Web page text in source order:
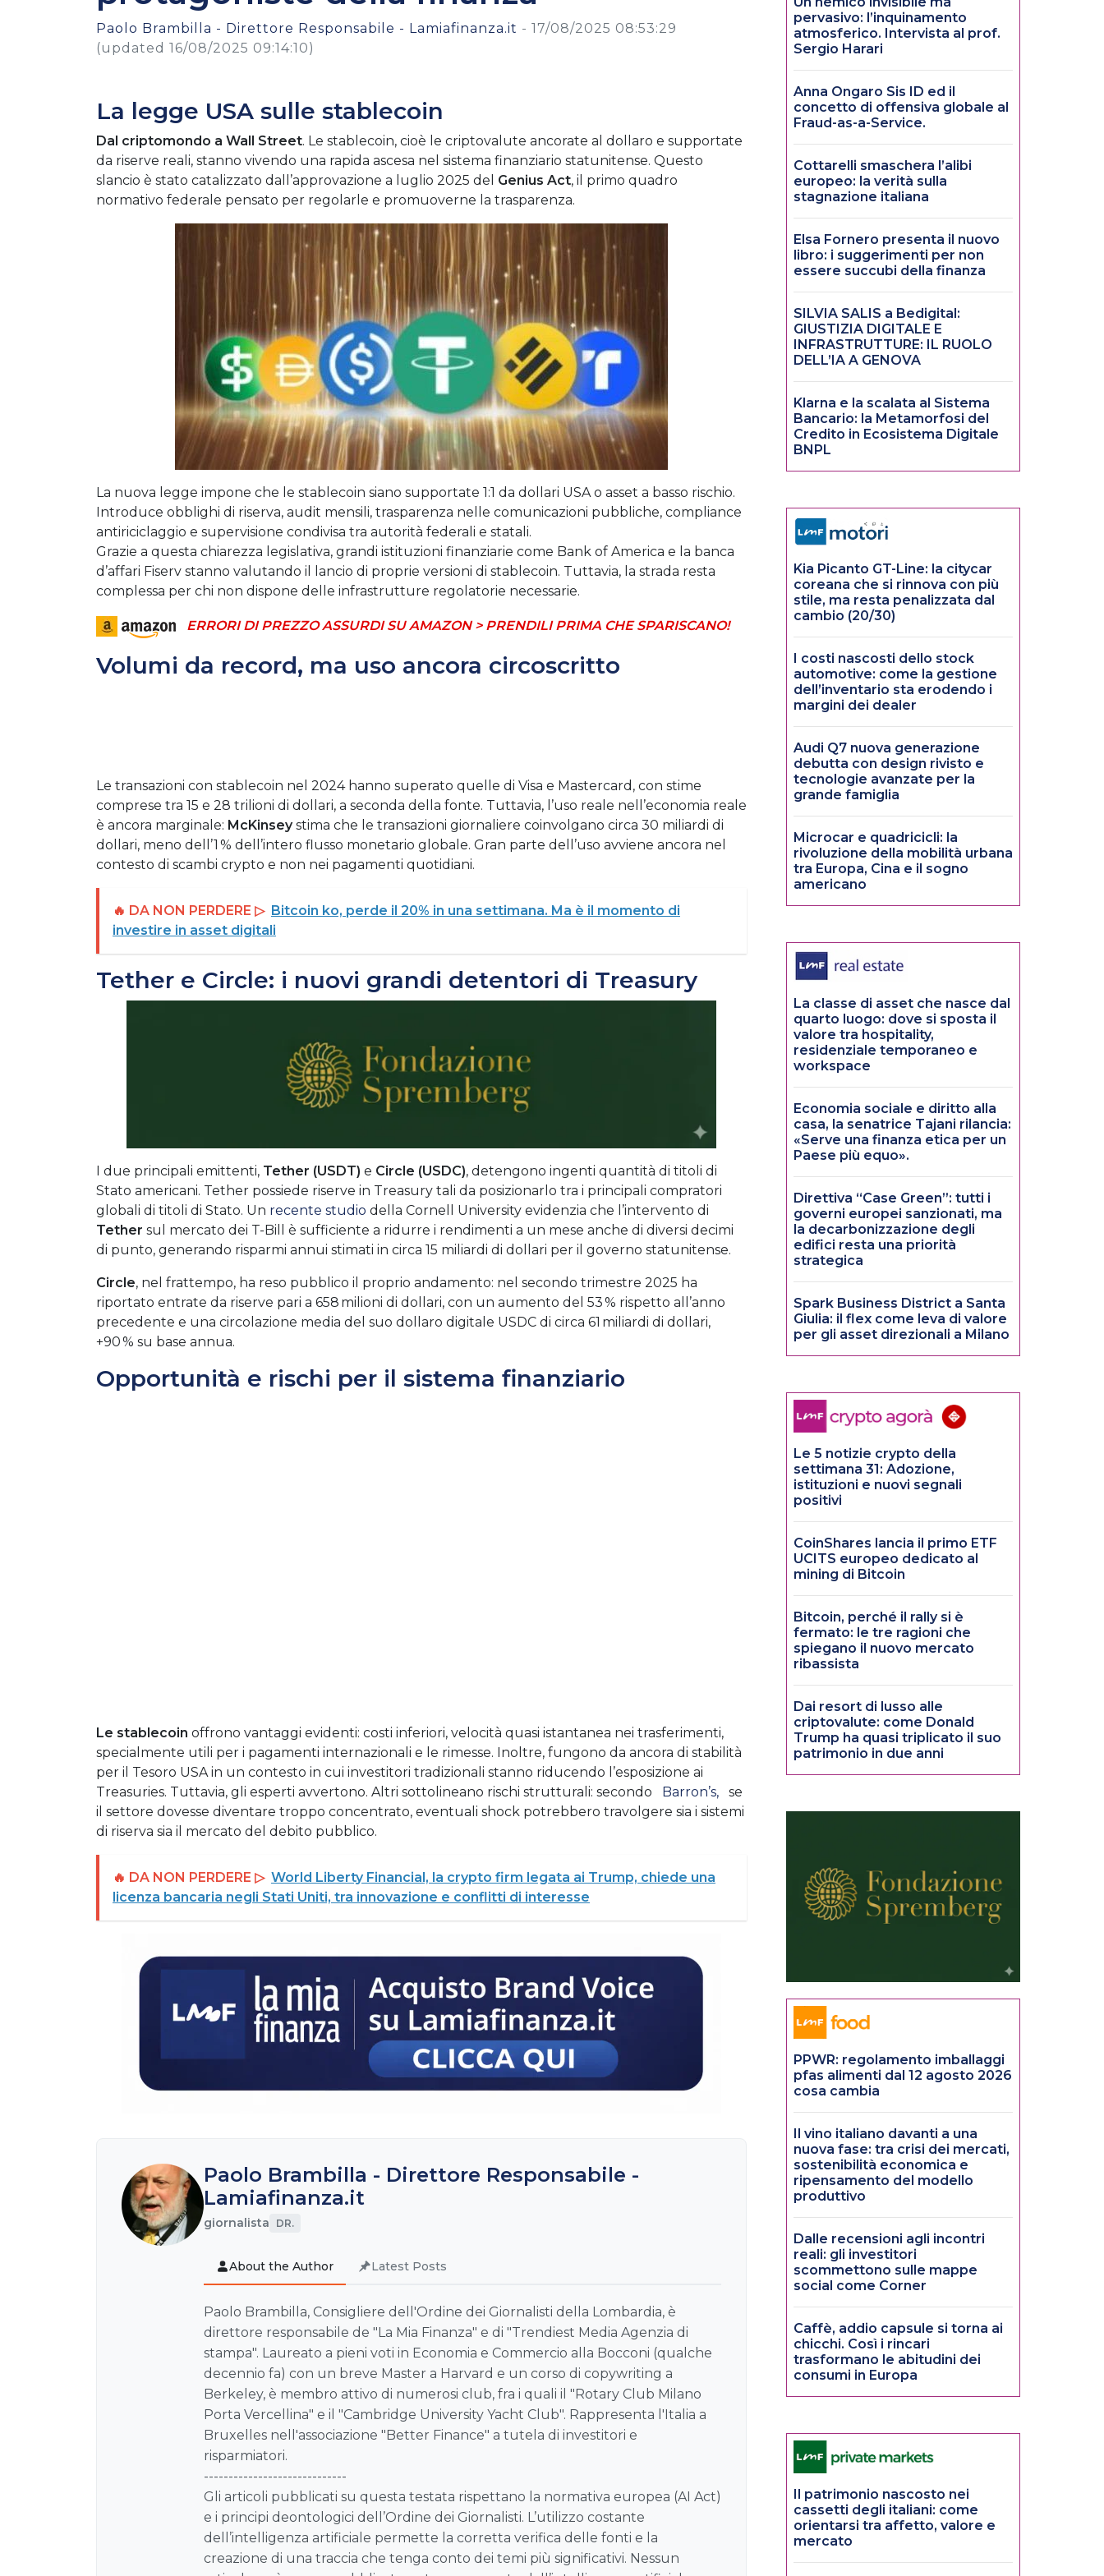
Paolo Brambilla - Direttore Responsabile - Lamiafinanza.it - 17/08/2025 08:53:29
(updated 16/08/2025 09:14:10)
La legge USA sulle stablecoin
Dal criptomondo a Wall Street. Le stablecoin, cioè le criptovalute ancorate al dollaro e supportate
da riserve reali, stanno vivendo una rapida ascesa nel sistema finanziario statunitense. Questo
slancio è stato catalizzato dall’approvazione a luglio 2025 del Genius Act, il primo quadro
normativo federale pensato per regolarle e promuoverne la trasparenza.
La nuova legge impone che le stablecoin siano supportate 1:1 da dollari USA o asset a basso rischio.
Introduce obblighi di riserva, audit mensili, trasparenza nelle comunicazioni pubbliche, compliance
antiriciclaggio e supervisione condivisa tra autorità federali e statali.
Grazie a questa chiarezza legislativa, grandi istituzioni finanziarie come Bank of America e la banca
d’affari Fiserv stanno valutando il lancio di proprie versioni di stablecoin. Tuttavia, la strada resta
complessa per chi non dispone delle infrastrutture regolatorie necessarie.
ERRORI DI PREZZO ASSURDI SU AMAZON > PRENDILI PRIMA CHE SPARISCANO!
Volumi da record, ma uso ancora circoscritto
Le transazioni con stablecoin nel 2024 hanno superato quelle di Visa e Mastercard, con stime
comprese tra 15 e 28 trilioni di dollari, a seconda della fonte. Tuttavia, l’uso reale nell’economia reale
è ancora marginale: McKinseystima che le transazioni giornaliere coinvolgano circa 30 miliardi di
dollari, meno dell’1 % dell’intero flusso monetario globale. Gran parte dell’uso avviene ancora nel
contesto di scambi crypto e non nei pagamenti quotidiani.
🔥 DA NON PERDERE ▷ Bitcoin ko, perde il 20% in una settimana. Ma è il momento di
investire in asset digitali
Tether e Circle: i nuovi grandi detentori di Treasury
I due principali emittenti, Tether (USDT) e Circle (USDC), detengono ingenti quantità di titoli di
Stato americani. Tether possiede riserve in Treasury tali da posizionarlo tra i principali compratori
globali di titoli di Stato. Un recente studio della Cornell University evidenzia che l’intervento di
Tether sul mercato dei T-Bill è sufficiente a ridurre i rendimenti a un mese anche di diversi decimi
di punto, generando risparmi annui stimati in circa 15 miliardi di dollari per il governo statunitense.
Circle, nel frattempo, ha reso pubblico il proprio andamento: nel secondo trimestre 2025 ha
riportato entrate da riserve pari a 658 milioni di dollari, con un aumento del 53 % rispetto all’anno
precedente e una circolazione media del suo dollaro digitale USDC di circa 61 miliardi di dollari,
+90 % su base annua.
Opportunità e rischi per il sistema finanziario
Le stablecoin offrono vantaggi evidenti: costi inferiori, velocità quasi istantanea nei trasferimenti,
specialmente utili per i pagamenti internazionali e le rimesse. Inoltre, fungono da ancora di stabilità
per il Tesoro USA in un contesto in cui investitori tradizionali stanno riducendo l’esposizione ai
Treasuries. Tuttavia, gli esperti avvertono. Altri sottolineano rischi strutturali: secondo Barron’s,
se
il settore dovesse diventare troppo concentrato, eventuali shock potrebbero travolgere sia i sistemi
di riserva sia il mercato del debito pubblico.
🔥 DA NON PERDERE ▷ World Liberty Financial, la crypto firm legata ai Trump, chiede una
licenza bancaria negli Stati Uniti, tra innovazione e conflitti di interesse
Paolo Brambilla - Direttore Responsabile -
Lamiafinanza.it
giornalista DR.
About the Author Latest Posts
Paolo Brambilla, Consigliere dell'Ordine dei Giornalisti della Lombardia, è
direttore responsabile de "La Mia Finanza" e di "Trendiest Media Agenzia di
stampa". Laureato a pieni voti in Economia e Commercio alla Bocconi (qualche
decennio fa) con un breve Master a Harvard e un corso di copywriting a
Berkeley, è membro attivo di numerosi club, fra i quali il "Rotary Club Milano
Porta Vercellina" e il "Cambridge University Yacht Club". Rappresenta l'Italia a
Bruxelles nell'associazione "Better Finance" a tutela di investitori e
risparmiatori.
-----------------------------
Gli articoli pubblicati su questa testata rispettano la normativa europea (AI Act)
e i principi deontologici dell’Ordine dei Giornalisti. L’utilizzo costante
dell’intelligenza artificiale permette la corretta verifica delle fonti e la
creazione di una traccia che tenga conto dei temi più significativi. Nessun
pervasivo: l’inquinamento
atmosferico. Intervista al prof.
Sergio Harari
Anna Ongaro Sis ID ed il
concetto di offensiva globale al
Fraud-as-a-Service.
Cottarelli smaschera l’alibi
europeo: la verità sulla
stagnazione italiana
Elsa Fornero presenta il nuovo
libro: i suggerimenti per non
essere succubi della finanza
SILVIA SALIS a Bedigital:
GIUSTIZIA DIGITALE E
INFRASTRUTTURE: IL RUOLO
DELL’IA A GENOVA
Klarna e la scalata al Sistema
Bancario: la Metamorfosi del
Credito in Ecosistema Digitale
BNPL
Kia Picanto GT-Line: la citycar
coreana che si rinnova con più
stile, ma resta penalizzata dal
cambio (20/30)
I costi nascosti dello stock
automotive: come la gestione
dell’inventario sta erodendo i
margini dei dealer
Audi Q7 nuova generazione
debutta con design rivisto e
tecnologie avanzate per la
grande famiglia
Microcar e quadricicli: la
rivoluzione della mobilità urbana
tra Europa, Cina e il sogno
americano
La classe di asset che nasce dal
quarto luogo: dove si sposta il
valore tra hospitality,
residenziale temporaneo e
workspace
Economia sociale e diritto alla
casa, la senatrice Tajani rilancia:
«Serve una finanza etica per un
Paese più equo».
Direttiva “Case Green”: tutti i
governi europei sanzionati, ma
la decarbonizzazione degli
edifici resta una priorità
strategica
Spark Business District a Santa
Giulia: il flex come leva di valore
per gli asset direzionali a Milano
Le 5 notizie crypto della
settimana 31: Adozione,
istituzioni e nuovi segnali
positivi
CoinShares lancia il primo ETF
UCITS europeo dedicato al
mining di Bitcoin
Bitcoin, perché il rally si è
fermato: le tre ragioni che
spiegano il nuovo mercato
ribassista
Dai resort di lusso alle
criptovalute: come Donald
Trump ha quasi triplicato il suo
patrimonio in due anni
PPWR: regolamento imballaggi
pfas alimenti dal 12 agosto 2026
cosa cambia
Il vino italiano davanti a una
nuova fase: tra crisi dei mercati,
sostenibilità economica e
ripensamento del modello
produttivo
Dalle recensioni agli incontri
reali: gli investitori
scommettono sulle mappe
social come Corner
Caffè, addio capsule si torna ai
chicchi. Così i rincari
trasformano le abitudini dei
consumi in Europa
Il patrimonio nascosto nei
cassetti degli italiani: come
orientarsi tra affetto, valore e
mercato